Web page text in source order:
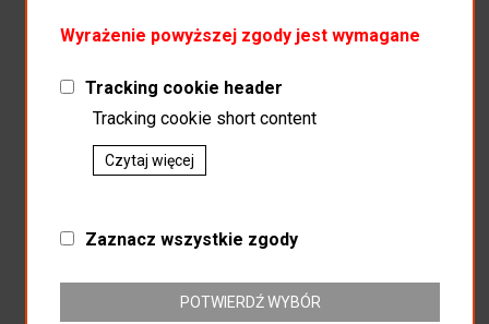
Zapisz do newslettera
P.P.H.U.MAGNAT
ul. Mikołowska 164
Wyrażenie powyższej zgody jest wymagane
Tracking cookie header
Tracking cookie short content
Czytaj więcej
Zaznacz wszystkie zgody
POTWIERDŹ WYBÓR